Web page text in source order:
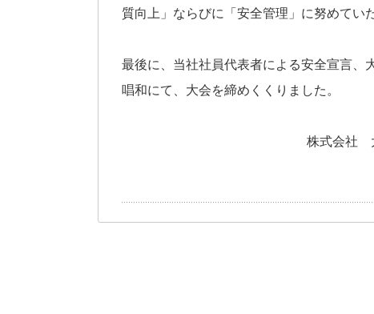
質向上」ならびに「安全管理」に努めてい
最後に、当社社員代表者による安全宣言、
唱和にて、大会を締めくくりました。
株式会社